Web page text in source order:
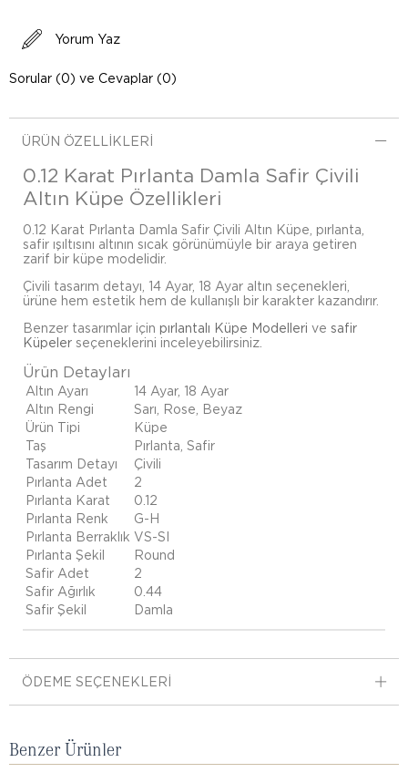
Yorum Yaz
Sorular (0) ve Cevaplar (0)
ÜRÜN ÖZELLIKLERI
0.12 Karat Pırlanta Damla Safir Çivili
Altın Küpe Özellikleri
0.12 Karat Pırlanta Damla Safir Çivili Altın Küpe, pırlanta,
safir ışıltısını altının sıcak görünümüyle bir araya getiren
zarif bir küpe modelidir.
Çivili tasarım detayı, 14 Ayar, 18 Ayar altın seçenekleri,
ürüne hem estetik hem de kullanışlı bir karakter kazandırır.
Benzer tasarımlar için pırlantalı Küpe Modelleri ve safir
Küpeler seçeneklerini inceleyebilirsiniz.
Ürün Detayları
Altın Ayarı
14 Ayar, 18 Ayar
Altın Rengi
Sarı, Rose, Beyaz
Ürün Tipi
Küpe
Taş
Pırlanta, Safir
Tasarım Detayı
Çivili
Pırlanta Adet
2
Pırlanta Karat
0.12
Pırlanta Renk
G-H
Pırlanta Berraklık VS-SI
Pırlanta Şekil
Round
Safir Adet
2
Safir Ağırlık
0.44
Safir Şekil
Damla
ÖDEME SEÇENEKLERI
Benzer Ürünler